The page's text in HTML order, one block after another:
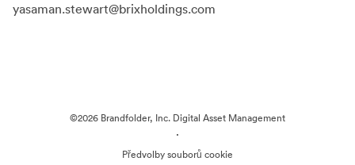
yasaman.stewart@brixholdings.com
©2026 Brandfolder, Inc. Digital Asset Management
·
Předvolby souborů cookie